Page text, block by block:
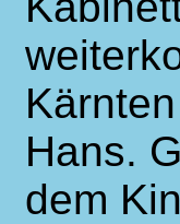
Hans.
dem